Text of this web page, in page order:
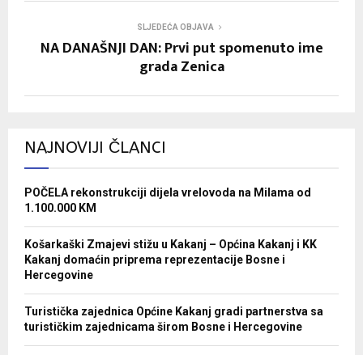
SLJEDEĆA OBJAVA
NA DANAŠNJI DAN: Prvi put spomenuto ime
grada Zenica
NAJNOVIJI ČLANCI
POČELA rekonstrukciji dijela vrelovoda na Milama od
1.100.000 KM
Košarkaški Zmajevi stižu u Kakanj – Općina Kakanj i KK
Kakanj domaćin priprema reprezentacije Bosne i
Hercegovine
Turistička zajednica Općine Kakanj gradi partnerstva sa
turističkim zajednicama širom Bosne i Hercegovine